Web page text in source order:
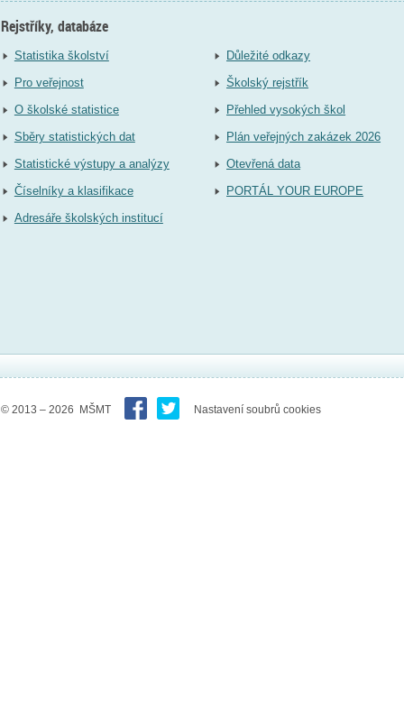
Rejstříky, databáze
Statistika školství
Pro veřejnost
O školské statistice
Sběry statistických dat
Statistické výstupy a analýzy
Číselníky a klasifikace
Adresáře školských institucí
Důležité odkazy
Školský rejstřík
Přehled vysokých škol
Plán veřejných zakázek 2026
Otevřená data
PORTÁL YOUR EUROPE
© 2013 – 2026 MŠMT Nastavení soubrů cookies